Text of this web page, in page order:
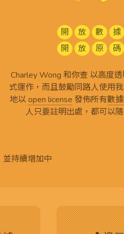
開 放 數
據
開
放 原 碼
Charley Wong 和你查 以高度
式運作，而且鼓勵同路人使用
地以open license 發佈所有數
人只要註明出處，都可以
持續增加中